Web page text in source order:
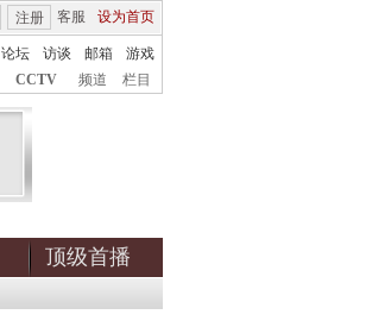
客服 设为首页
注册
论坛 访谈 邮箱
游戏
CCTV 频道 栏目
顶级首播